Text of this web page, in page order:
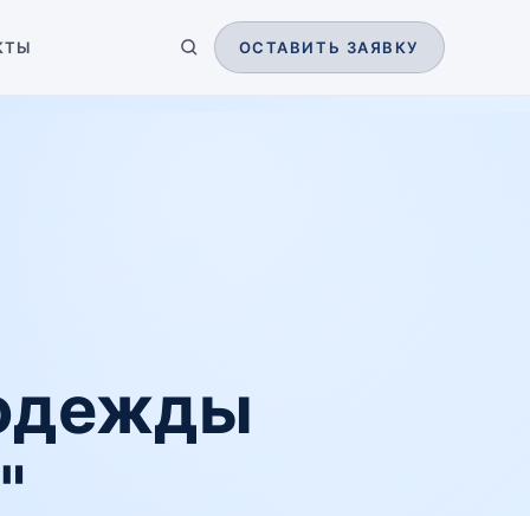
ОСТАВИТЬ ЗАЯВКУ